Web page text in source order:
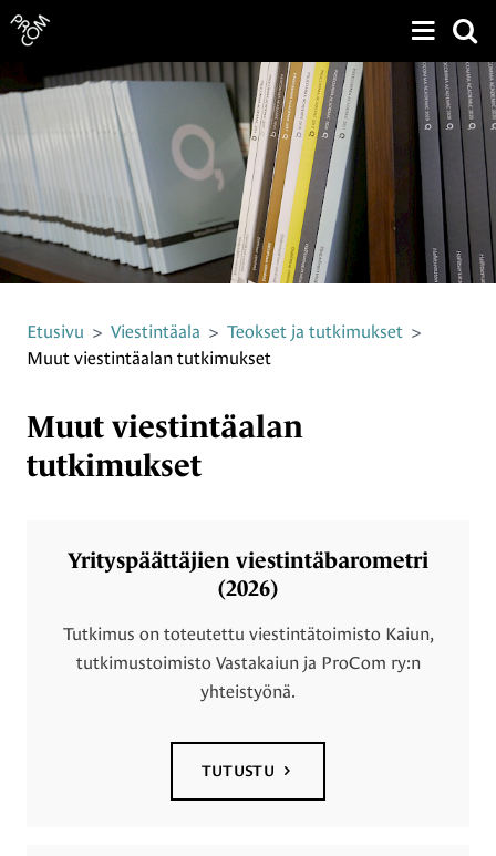
Siirry sivun sisältöön
Näytä
Etusivu > Viestintäala > Teokset ja tutkimukset >
Muut viestintäalan tutkimukset
Muut viestintäalan
tutkimukset
Yrityspäättäjien viestintäbarometri
(2026)
Tutkimus on toteutettu viestintätoimisto Kaiun,
tutkimustoimisto Vastakaiun ja ProCom ry:n
yhteistyönä.
TUTUSTU